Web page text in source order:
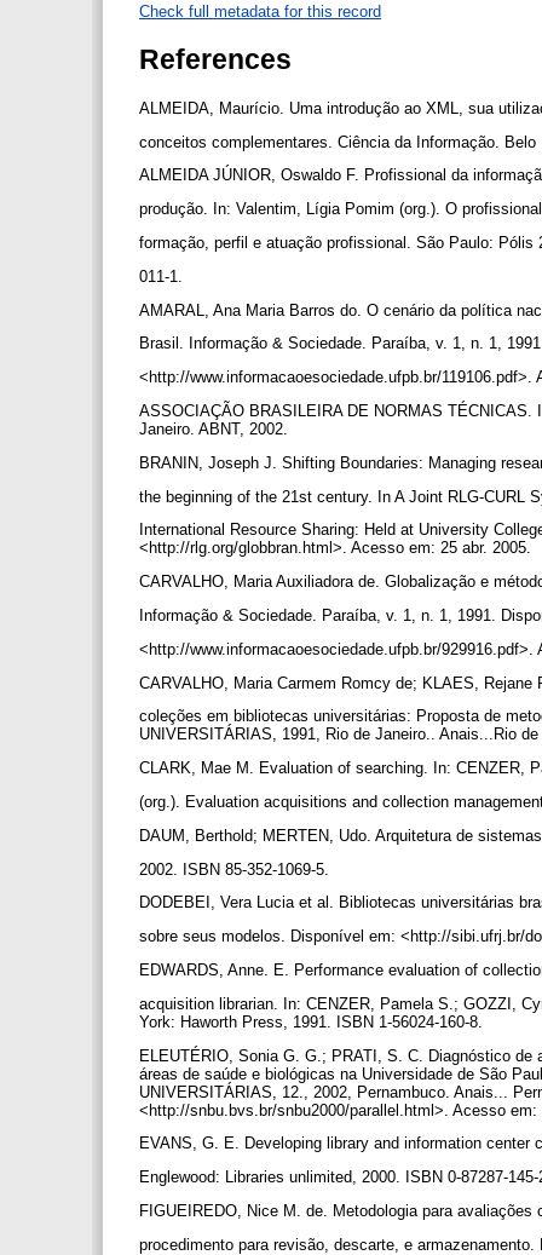
Check full metadata for this record
References
ALMEIDA, Maurício. Uma introdução ao XML, sua
conceitos complementares. Ciência da Informação.
ALMEIDA JÚNIOR, Oswaldo F. Profissional da
produção. In: Valentim, Lígia Pomim (org.). O
formação, perfil e atuação profissional. São Paulo: Pólis
011-1.
AMARAL, Ana Maria Barros do. O cenário da política
Brasil. Informação & Sociedade. Paraíba, v. 1, n. 1,
<http://www.informacaoesociedade.ufpb.br/
ASSOCIAÇÃO BRASILEIRA DE NORMAS
Janeiro. ABNT, 2002.
BRANIN, Joseph J. Shifting Boundaries: Managing
the beginning of the 21st century. In A Joint RLG-CURL
International Resource Sharing: Held at University
<http://rlg.org/globbran.html>. Acesso em: 25 abr. 2005.
CARVALHO, Maria Auxiliadora de. Globalização e
Informação & Sociedade. Paraíba, v. 1, n. 1, 1991.
<http://www.informacaoesociedade.ufpb.br/
CARVALHO, Maria Carmem Romcy de; KLAES,
coleções em bibliotecas universitárias: Proposta de
UNIVERSITÁRIAS, 1991, Rio de Janeiro.. Anais...Rio
CLARK, Mae M. Evaluation of searching. In: CENZER,
(org.). Evaluation acquisitions and collection
DAUM, Berthold; MERTEN, Udo. Arquitetura de
2002. ISBN 85-352-1069-5.
DODEBEI, Vera Lucia et al. Bibliotecas universitárias
sobre seus modelos. Disponível em: <http://sibi.ufrj.br/
EDWARDS, Anne. E. Performance evaluation of
acquisition librarian. In: CENZER, Pamela S.; GOZZI,
York: Haworth Press, 1991. ISBN 1-56024-160-8.
ELEUTÉRIO, Sonia G. G.; PRATI, S. C. Diagnóstico de
áreas de saúde e biológicas na Universidade de São
UNIVERSITÁRIAS, 12., 2002, Pernambuco. Anais...
<http://snbu.bvs.br/snbu2000/parallel.html>. Acesso
EVANS, G. E. Developing library and information
Englewood: Libraries unlimited, 2000. ISBN 0-87287-
FIGUEIREDO, Nice M. de. Metodologia para
procedimento para revisão, descarte, e